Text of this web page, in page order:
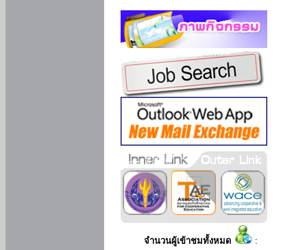
จำนวนผู้เข้าชมทั้งหมด :